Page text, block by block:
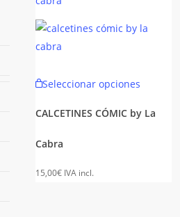
Seleccionar opciones
tiene
CALCETINES CÓMIC by La
Cabra
15,00€ IVA incl.